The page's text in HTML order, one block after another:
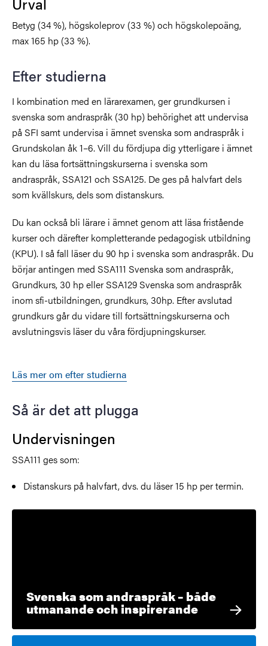
Betyg (34 %), högskoleprov (33 %) och högskolepoäng,
max 165 hp (33 %).
Efter studierna
I kombination med en lärarexamen, ger grundkursen i
svenska som andraspråk (30 hp) behörighet att undervisa
på SFI samt undervisa i ämnet svenska som andraspråk i
Grundskolan åk 1–6. Vill du fördjupa dig ytterligare i ämnet
kan du läsa fortsättningskurserna i svenska som
andraspråk, SSA121 och SSA125. De ges på halvfart dels
som kvällskurs, dels som distanskurs.
Du kan också bli lärare i ämnet genom att läsa fristående
kurser och därefter kompletterande pedagogisk utbildning
(KPU). I så fall läser du 90 hp i svenska som andraspråk. Du
börjar antingen med SSA111 Svenska som andraspråk,
Grundkurs, 30 hp eller SSA129 Svenska som andraspråk
inom sfi-utbildningen, grundkurs, 30hp. Efter avslutad
grundkurs går du vidare till fortsättningskurserna och
avslutningsvis läser du våra fördjupningskurser.
Läs mer om efter studierna
Så är det att plugga
Undervisningen
SSA111 ges som:
Distanskurs på halvfart, dvs. du läser 15 hp per termin.
Svenska som andraspråk – både
utmanande och inspirerande